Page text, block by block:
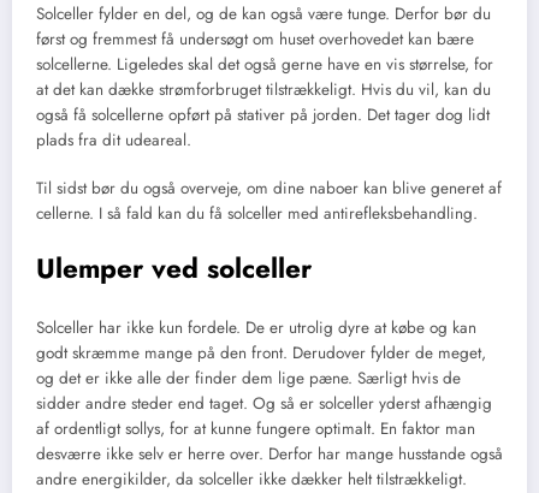
Solceller fylder en del, og de kan også være tunge. Derfor bør du
først og fremmest få undersøgt om huset overhovedet kan bære
solcellerne. Ligeledes skal det også gerne have en vis størrelse, for
at det kan dække strømforbruget tilstrækkeligt. Hvis du vil, kan du
også få solcellerne opført på stativer på jorden. Det tager dog lidt
plads fra dit udeareal.
Til sidst bør du også overveje, om dine naboer kan blive generet af
cellerne. I så fald kan du få solceller med antirefleksbehandling.
Ulemper ved solceller
Solceller har ikke kun fordele. De er utrolig dyre at købe og kan
godt skræmme mange på den front. Derudover fylder de meget,
og det er ikke alle der finder dem lige pæne. Særligt hvis de
sidder andre steder end taget. Og så er solceller yderst afhængig
af ordentligt sollys, for at kunne fungere optimalt. En faktor man
desværre ikke selv er herre over. Derfor har mange husstande også
andre energikilder, da solceller ikke dækker helt tilstrækkeligt.